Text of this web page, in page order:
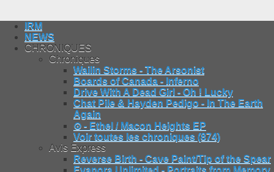
IRM
NEWS
CHRONIQUES
Chroniques
Wailin Storms - The Arsonist
Boards of Canada - Inferno
Drive With A Dead Girl - Oh ! Lucky
Chat Pile & Hayden Pedigo - In The Earth
Again
⊙ - Ethel / Macon Heights EP
Voir toutes les chroniques (874)
Avis Express
Reverse Birth - Cave Paint/Tip of the Spear
Evanora Unlimited - Portraits from Memory